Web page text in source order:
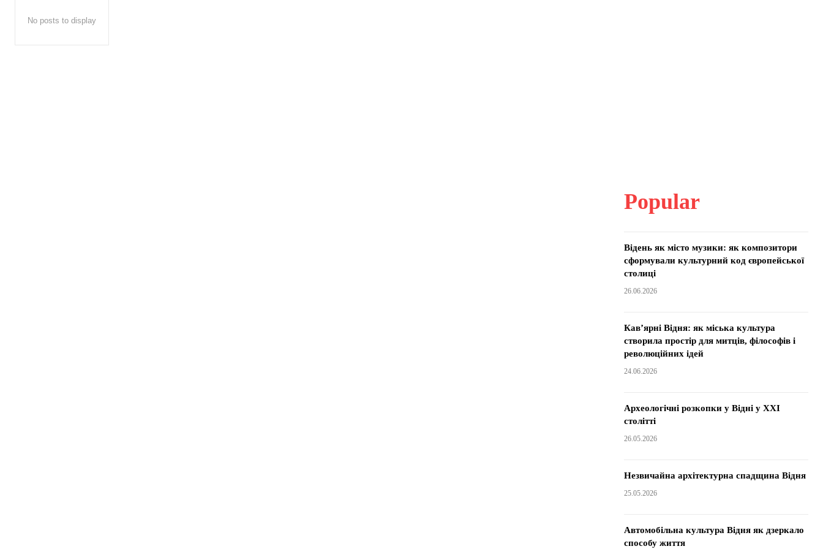
No posts to display
Popular
Відень як місто музики: як композитори
сформували культурний код європейської
столиці
26.06.2026
Кав’ярні Відня: як міська культура
створила простір для митців, філософів і
революційних ідей
24.06.2026
Археологічні розкопки у Відні у XXI
столітті
26.05.2026
Незвичайна архітектурна спадщина Відня
25.05.2026
Автомобільна культура Відня як дзеркало
способу життя